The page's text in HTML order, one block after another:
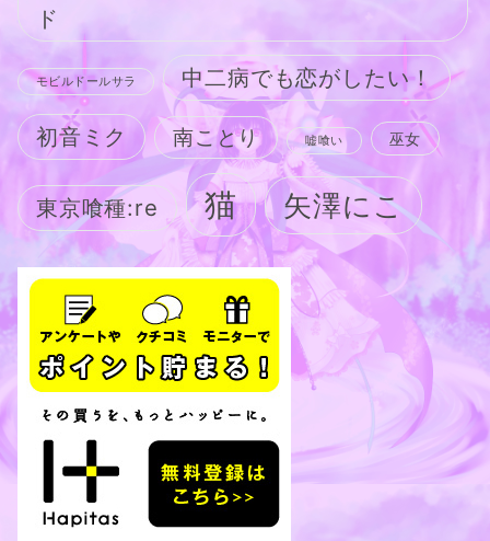
ド
モビルドールサラ 中二病でも恋がしたい！
初音ミク 南ことり 嘘喰い 巫女
東京喰種:re 猫 矢澤にこ